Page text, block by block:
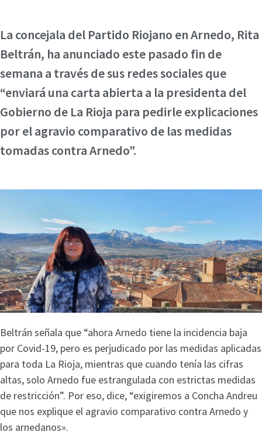
La concejala del Partido Riojano en Arnedo, Rita
Beltrán, ha anunciado este pasado fin de
semana a través de sus redes sociales que
“enviará una carta abierta a la presidenta del
Gobierno de La Rioja para pedirle explicaciones
por el agravio comparativo de las medidas
tomadas contra Arnedo”.
Beltrán señala que “ahora Arnedo tiene la incidencia baja
por Covid-19, pero es perjudicado por las medidas aplicadas
para toda La Rioja, mientras que cuando tenía las cifras
altas, solo Arnedo fue estrangulada con estrictas medidas
de restricción”. Por eso, dice, “exigiremos a Concha Andreu
que nos explique el agravio comparativo contra Arnedo y
los arnedanos».